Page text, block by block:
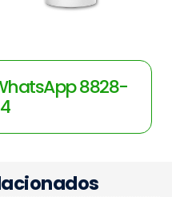
8828-